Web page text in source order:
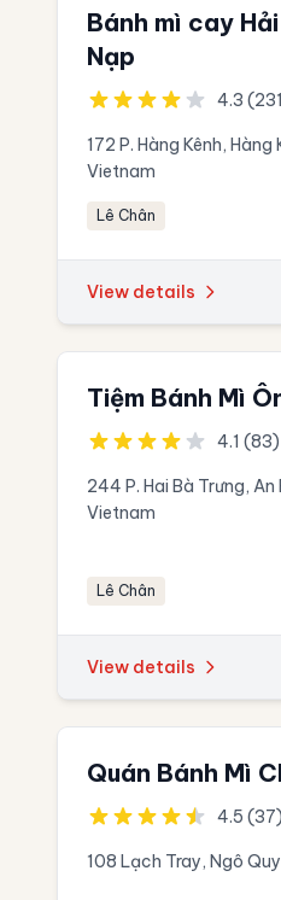
Bánh mì cay
Nạp
4.3
172 P. Hàng Kênh,
Vietnam
Lê Chân
View details
Tiệm Bánh Mì
4.1 (83)
244 P. Hai Bà Trưng, An
Vietnam
Lê Chân
View details
Quán Bánh Mì
4.5 (37)
108 Lạch Tray, Ngô